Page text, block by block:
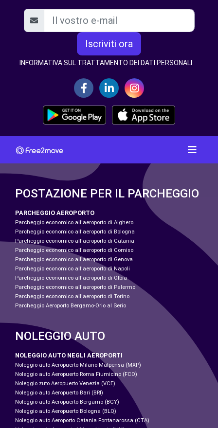
Iscriviti ora
INFORMATIVA SUL TRATTAMENTO DEI DATI PERSONALI
POSTAZIONE PER IL PARCHEGGIO
PARCHEGGIO AEROPORTO
Parcheggio economico all'aeroporto di Alghero
Parcheggio economico all'aeroporto di Bologna
Parcheggio economico all'aeroporto di Catania
Parcheggio economico all'aeroporto di Comiso
Parcheggio economico all'aeroporto di Genova
Parcheggio economico all'aeroporto di Napoli
Parcheggio economico all'aeroporto di Olbia
Parcheggio economico all'aeroporto di Palermo
Parcheggio economico all'aeroporto di Torino
Parcheggio Aeroporto Bergamo-Orio al Serio
NOLEGGIO AUTO
NOLEGGIO AUTO NEGLI AEROPORTI
Noleggio auto Aeropuerto Milano Malpensa (MXP)
Noleggio auto Aeropuerto Roma Fiumicino (FCO)
Noleggio zuto Aeropuerto Venezia (VCE)
Noleggio auto Aeropuerto Bari (BRI)
Noleggio auto Aeropuerto Bergamo (BGY)
Noleggio auto Aeropuerto Bologna (BLQ)
Noleggio auto Aeroporto Catania Fontanarossa (CTA)